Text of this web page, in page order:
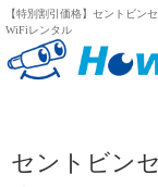
【特別割引価格】セントビン
WiFiレンタル
セントビン